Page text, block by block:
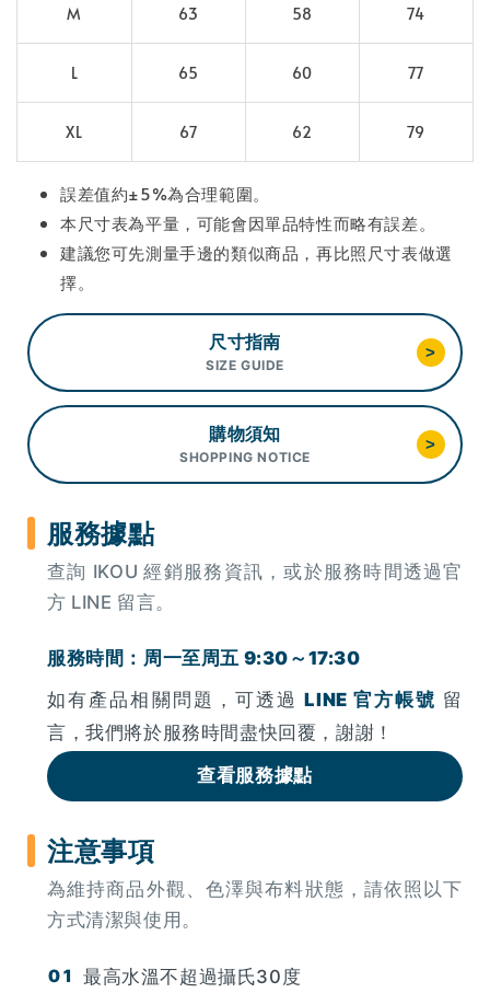
M 63 58 74
L 65 60 77
XL 67 62 79
誤差值約±5%為合理範圍。
本尺寸表為平量，可能會因單品特性而略有誤差。
建議您可先測量手邊的類似商品，再比照尺寸表做選
擇。
尺寸指南
SIZE GUIDE
>
購物須知
SHOPPING NOTICE
>
服務據點
查詢 IKOU 經銷服務資訊，或於服務時間透過官
方 LINE 留言。
服務時間：周一至周五 9:30～17:30
如有產品相關問題，可透過LINE 官方帳號 留
言，我們將於服務時間盡快回覆，謝謝！
查看服務據點
注意事項
為維持商品外觀、色澤與布料狀態，請依照以下
方式清潔與使用。
最高水溫不超過攝氏30度